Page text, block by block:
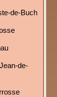
de-Buch
de-